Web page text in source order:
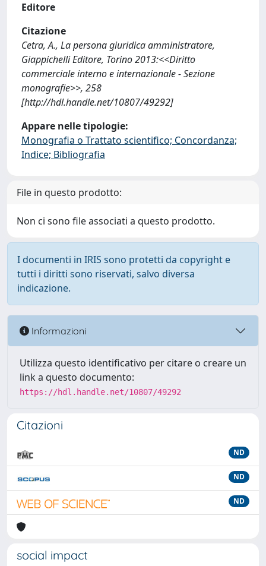
Editore
Citazione
Cetra, A., La persona giuridica amministratore,
Giappichelli Editore, Torino 2013:<<Diritto
commerciale interno e internazionale - Sezione
monografie>>, 258
[http://hdl.handle.net/10807/49292]
Appare nelle tipologie:
Monografia o Trattato scientifico; Concordanza;
Indice; Bibliografia
File in questo prodotto:
Non ci sono file associati a questo prodotto.
I documenti in IRIS sono protetti da copyright e
tutti i diritti sono riservati, salvo diversa
indicazione.
Informazioni
Utilizza questo identificativo per citare o creare un
link a questo documento:
https://hdl.handle.net/10807/49292
Citazioni
ND
ND
ND
social impact